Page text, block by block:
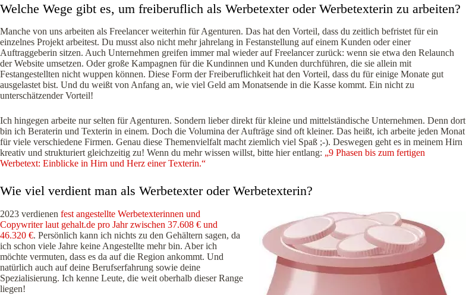
Welche Wege gibt es, um freiberuflich als Werbetexter oder Werbetexterin zu arbeiten?
Manche von uns arbeiten als Freelancer weiterhin für Agenturen. Das hat den Vorteil, dass du zeitlich befristet für ein
einzelnes Projekt arbeitest. Du musst also nicht mehr jahrelang in Festanstellung auf einem Kunden oder einer
Auftraggeberin sitzen. Auch Unternehmen greifen immer mal wieder auf Freelancer zurück: wenn sie etwa den Relaunch
der Website umsetzen. Oder große Kampagnen für die Kundinnen und Kunden durchführen, die sie allein mit
Festangestellten nicht wuppen können. Diese Form der Freiberuflichkeit hat den Vorteil, dass du für einige Monate gut
ausgelastet bist. Und du weißt von Anfang an, wie viel Geld am Monatsende in die Kasse kommt. Ein nicht zu
unterschätzender Vorteil!
Ich hingegen arbeite nur selten für Agenturen. Sondern lieber direkt für kleine und mittelständische Unternehmen. Denn dort
bin ich Beraterin und Texterin in einem. Doch die Volumina der Aufträge sind oft kleiner. Das heißt, ich arbeite jeden Monat
für viele verschiedene Firmen. Genau diese Themenvielfalt macht ziemlich viel Spaß ;-). Deswegen geht es in meinem Hirn
kreativ und strukturiert gleichzeitig zu! Wenn du mehr wissen willst, bitte hier entlang: „9 Phasen bis zum fertigen
Werbetext: Einblicke in Hirn und Herz einer Texterin.“
Wie viel verdient man als Werbetexter oder Werbetexterin?
2023 verdienen fest angestellte Werbetexterinnen und
Copywriter laut gehalt.de pro Jahr zwischen 37.608 € und
46.320 €. Persönlich kann ich nichts zu den Gehältern sagen, da
ich schon viele Jahre keine Angestellte mehr bin. Aber ich
möchte vermuten, dass es da auf die Region ankommt. Und
natürlich auch auf deine Berufserfahrung sowie deine
Spezialisierung. Ich kenne Leute, die weit oberhalb dieser Range
liegen!